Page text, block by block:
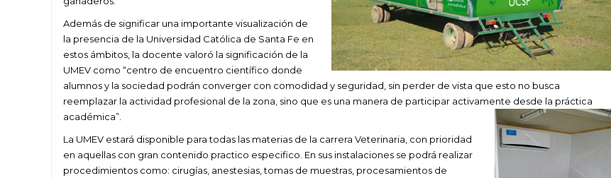
Además de significar una importante visualización de
la presencia de la Universidad Católica de Santa Fe en
estos ámbitos, la docente valoró la significación de la
UMEV como “centro de encuentro científico donde
alumnos y la sociedad podrán converger con comodidad y seguridad, sin perder de vista que esto no busca
reemplazar la actividad profesional de la zona, sino que es una manera de participar activamente desde la práctica
académica”.
La UMEV estará disponible para todas las materias de la carrera Veterinaria, con prioridad
en aquellas con gran contenido practico especifico. En sus instalaciones se podrá realizar
procedimientos como: cirugías, anestesias, tomas de muestras, procesamientos de